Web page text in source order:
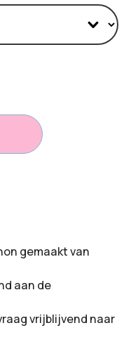
gemaakt van
aan de
vrijblijvend naar